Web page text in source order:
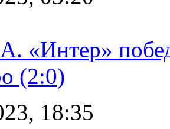
«Интер»
(2:0)
18:35